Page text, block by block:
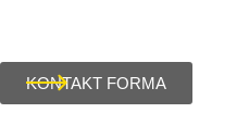
KONTAKT FORMA